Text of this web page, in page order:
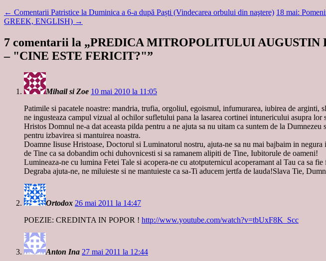
← Comentarii Patristice la Duminica a 6-a după Paști (Vindecarea orbului din naştere) 18 mai:
GREEK, ENGLISH) →
7 comentarii la „PREDICA MITROPOLITULUI AUGUSTIN
– "CINE ESTE FERICIT?"”
Mihail si Zoe 10 mai 2010 la 11:05
Patimile si pacatele noastre: mandria, trufia, orgoliul, egoismul, infumurarea, iubirea de arginti,
ne ingusteaza campul vizual al ochilor sufletului pana la lasarea cortinei intunericului asupra
Hristos Domnul ne-a dat aceasta pilda pentru a ne ajuta sa nu uitam ca suntem de la
pentru izbavirea si mantuirea noastra.
Doamne Iisuse Hristoase, Doctorul si Luminatorul nostru, ajuta-ne sa nu mai bajbaim in
de Tine ca sa dobandim ochi duhovnicesti si sa ramanem alipiti de Tine, Iubitorule de oameni!
Lumineaza-ne cu lumina Fetei Tale si acopera-ne cu atotputernicul acoperamant al Tau ca sa
Degraba ajuta-ne, ne miluieste si ne mantuieste ca sa-Ti aducem jertfa de lauda!Slava Tie,
Ortodox 26 mai 2011 la 14:47
POEZIE: CREDINTA IN POPOR ! http://www.youtube.com/watch?v=tbUxF8K_Scc
Anton Ina 27 mai 2011 la 12:44